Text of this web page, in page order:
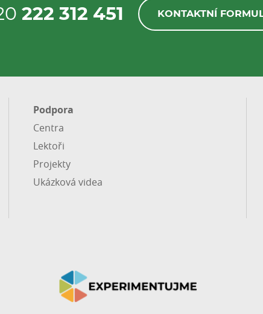
222 312 451 KONTAKTNÍ
Podpora
Centra
Lektoři
Projekty
Ukázková videa